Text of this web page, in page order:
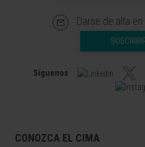
Darse de alta
Síguenos
CONOZCA EL CIMA